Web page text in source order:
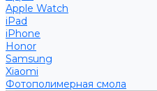
Apple Watch
iPad
iPhone
Honor
Samsung
Xiaomi
Фотополимерная смола